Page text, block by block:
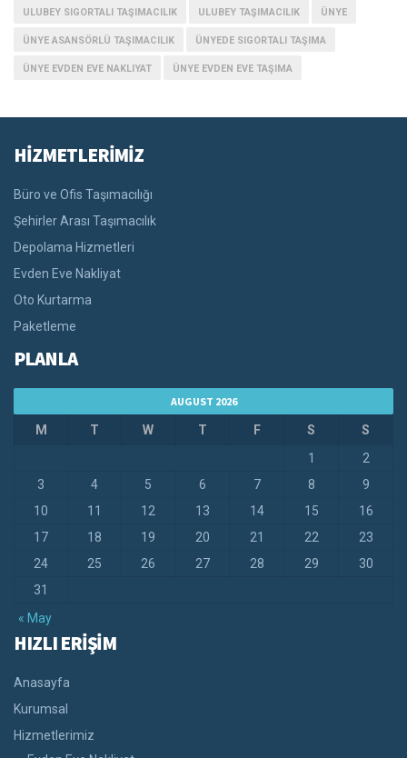
ULUBEY SIGORTALI TAŞIMACILIK ULUBEY TAŞIMACILIK ÜNYE
ÜNYE ASANSÖRLÜ TAŞIMACILIK ÜNYEDE SIGORTALI TAŞIMA
ÜNYE EVDEN EVE NAKLIYAT ÜNYE EVDEN EVE TAŞIMA
HİZMETLERİMİZ
Büro ve Ofis Taşımacılığı
Şehirler Arası Taşımacılık
Depolama Hizmetleri
Evden Eve Nakliyat
Oto Kurtarma
Paketleme
PLANLA
AUGUST 2026
M T W T F S S
« May
1
2
3
4 5 6 7 8
9
10
11 12 13 14 15
16
17
18 19 20 21 22
23
24
25 26 27 28 29
30
31
HIZLI ERİŞİM
Anasayfa
Kurumsal
Hizmetlerimiz